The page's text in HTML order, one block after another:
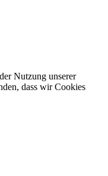
Nutzung unserer
dass wir Cookies